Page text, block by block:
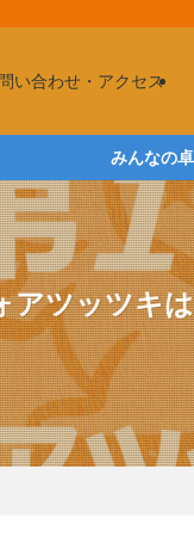
い合わせ・アクセス
みんなの
アツッツキ